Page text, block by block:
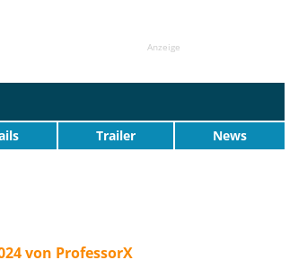
Anzeige
Trailer News
von ProfessorX